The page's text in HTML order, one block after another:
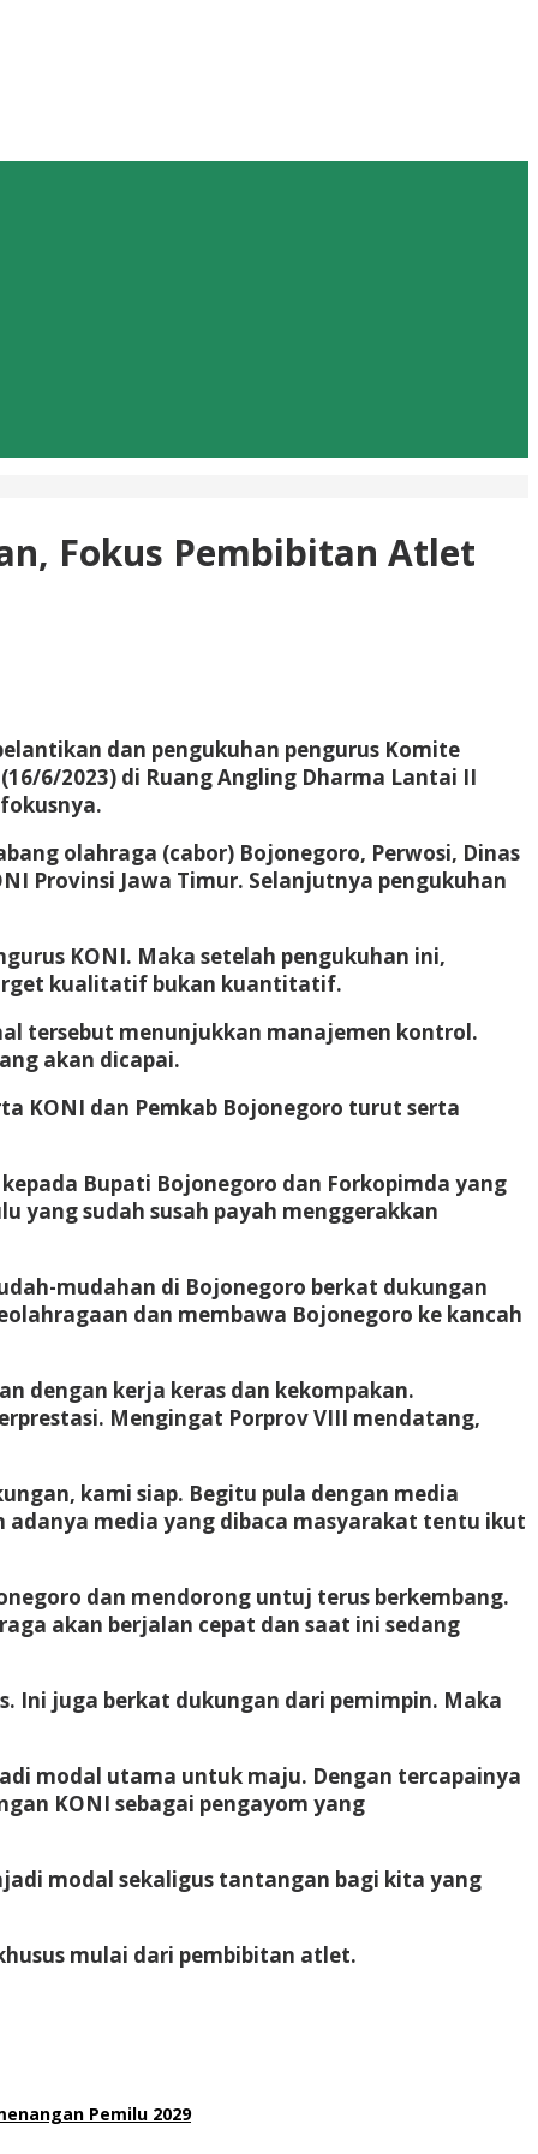
Fokus Pembibitan Atlet
dan pengukuhan pengurus Komite
6/2023) di Ruang Angling Dharma Lantai II
olahraga (cabor) Bojonegoro, Perwosi, Dinas
Provinsi Jawa Timur. Selanjutnya pengukuhan
KONI. Maka setelah pengukuhan ini,
kualitatif bukan kuantitatif.
tersebut menunjukkan manajemen kontrol.
akan dicapai.
KONI dan Pemkab Bojonegoro turut serta
Bupati Bojonegoro dan Forkopimda yang
yang sudah susah payah menggerakkan
mudahan di Bojonegoro berkat dukungan
dan membawa Bojonegoro ke kancah
dengan kerja keras dan kekompakan.
Mengingat Porprov VIII mendatang,
kami siap. Begitu pula dengan media
media yang dibaca masyarakat tentu ikut
dan mendorong untuj terus berkembang.
akan berjalan cepat dan saat ini sedang
Ini juga berkat dukungan dari pemimpin. Maka
modal utama untuk maju. Dengan tercapainya
KONI sebagai pengayom yang
modal sekaligus tantangan bagi kita yang
mulai dari pembibitan atlet.
Pemilu 2029